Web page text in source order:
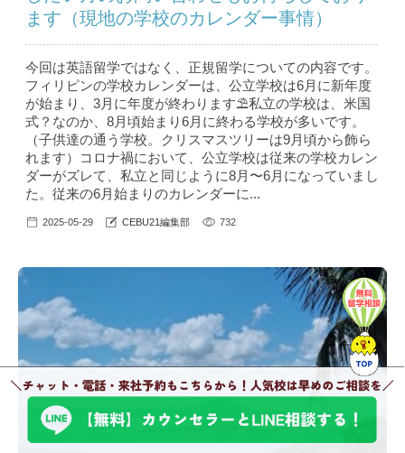
ます（現地の学校のカレンダー事情）
今回は英語留学ではなく、正規留学についての内容です。
フィリピンの学校カレンダーは、公立学校は6月に新年度
が始まり、3月に年度が終わります⛱私立の学校は、米国
式？なのか、8月頃始まり6月に終わる学校が多いです。
（子供達の通う学校。クリスマスツリーは9月頃から飾ら
れます）コロナ禍において、公立学校は従来の学校カレン
ダーがズレて、私立と同じように8月〜6月になっていまし
た。従来の6月始まりのカレンダーに...
2025-05-29 CEBU21編集部 732